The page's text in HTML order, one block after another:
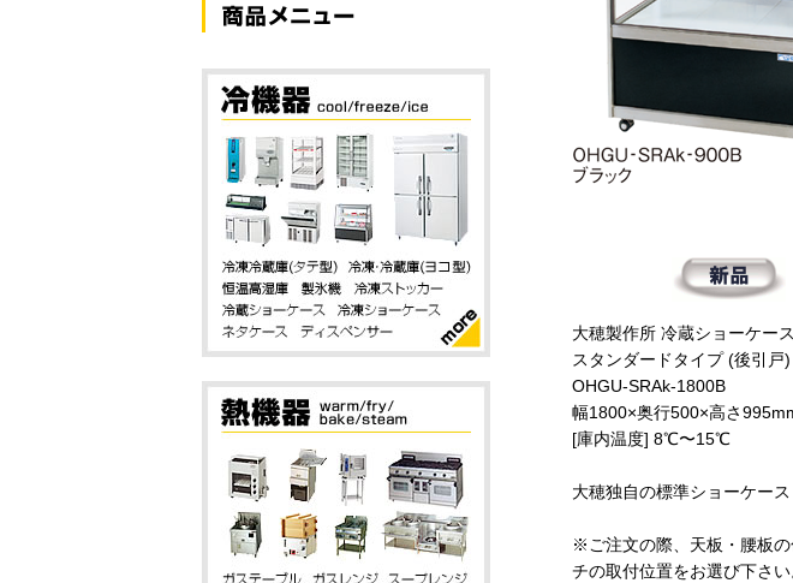
大穂製作所 冷蔵ショーケース
スタンダードタイプ (後引戸)
OHGU-SRAk-1800B
幅1800×奥行500×高さ
[庫内温度] 8℃〜15℃
大穂独自の標準ショーケース
※ご注文の際、天板・腰板の
チの取付位置をお選び下さい